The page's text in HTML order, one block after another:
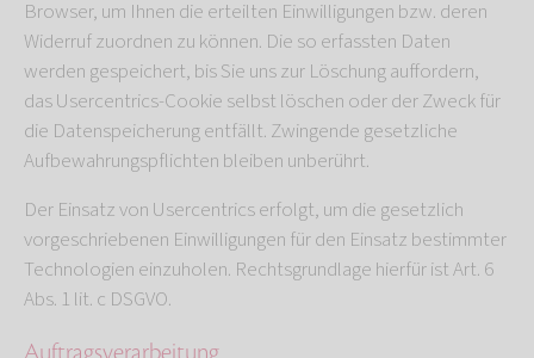
Browser, um Ihnen die erteilten Einwilligungen bzw. deren
Widerruf zuordnen zu können. Die so erfassten Daten
werden gespeichert, bis Sie uns zur Löschung auffordern,
das Usercentrics-Cookie selbst löschen oder der Zweck für
die Datenspeicherung entfällt. Zwingende gesetzliche
Aufbewahrungspflichten bleiben unberührt.
Der Einsatz von Usercentrics erfolgt, um die gesetzlich
vorgeschriebenen Einwilligungen für den Einsatz bestimmter
Technologien einzuholen. Rechtsgrundlage hierfür ist Art. 6
Abs. 1 lit. c DSGVO.